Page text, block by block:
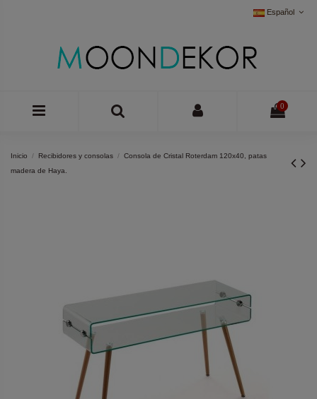
Español
0
Inicio Recibidores y consolas
Consola de Cristal Roterdam 120x40, patas
madera de Haya.